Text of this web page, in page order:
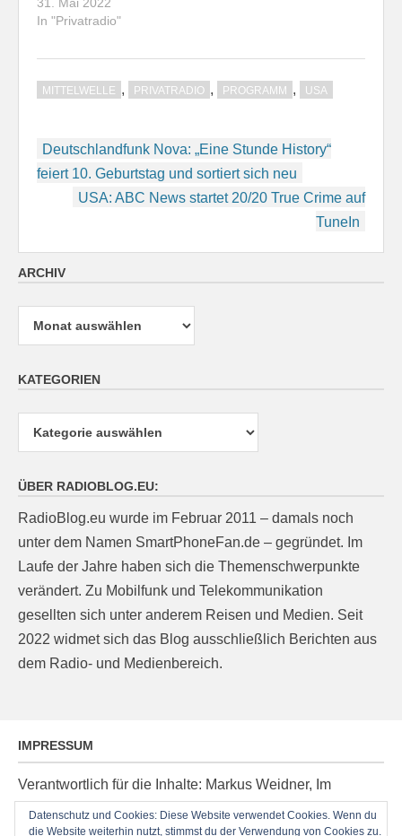
In "Privatradio"
MITTELWELLE , PRIVATRADIO , PROGRAMM , USA
Beitragsnavigation
Deutschlandfunk Nova: „Eine Stunde History“
feiert 10. Geburtstag und sortiert sich neu
USA: ABC News startet 20/20 True Crime auf
TuneIn
ARCHIV
Archiv
KATEGORIEN
ÜBER RADIOBLOG.EU:
RadioBlog.eu wurde im Februar 2011 – damals noch
unter dem Namen SmartPhoneFan.de – gegründet. Im
Laufe der Jahre haben sich die Themenschwerpunkte
verändert. Zu Mobilfunk und Telekommunikation
gesellten sich unter anderem Reisen und Medien. Seit
2022 widmet sich das Blog ausschließlich Berichten aus
dem Radio- und Medienbereich.
IMPRESSUM
Verantwortlich für die Inhalte: Markus Weidner, Im
Ziegelacker 20, D-63599 Biebergemünd, E-Mail:
post@radioblog.eu
Datenschutz und Cookies: Diese Website verwendet Cookies. Wenn du
die Website weiterhin nutzt, stimmst du der Verwendung von Cookies zu.